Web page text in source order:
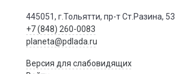
445051, г.Тольятти, пр-т Ст.Разина, 53
+7 (848) 260-0083
planeta@pdlada.ru
Версия для слабовидящих